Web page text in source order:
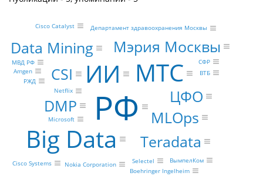
РФ
МТС
ИИ
Big Data Teradata
Мэрия Москвы
MLOps
DMP
Data Mining
ЦФО
CSI
Cisco Systems Nokia Corporation Selectel
ВымпелКом
Boehringer Ingelheim
Amgen
РЖД
ВТБ
Microsoft
Netflix
МВД РФ СФР
Департамент здравоохранения Москвы
Cisco Catalyst